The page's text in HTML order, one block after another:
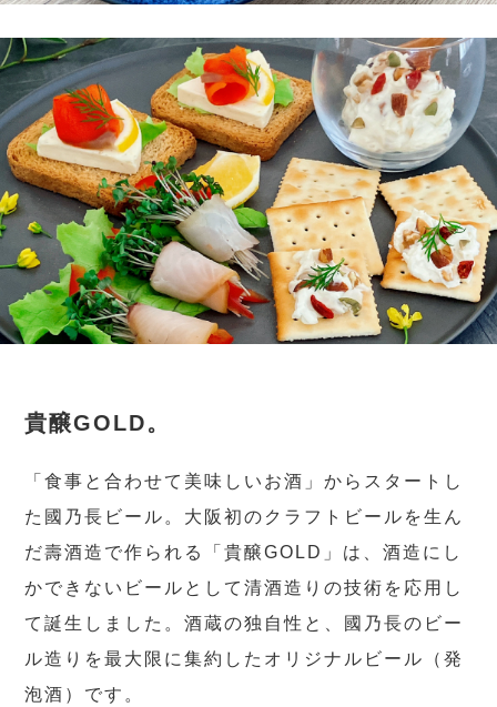
貴醸GOLD。
「食事と合わせて美味しいお酒」からスタートし
た國乃長ビール。大阪初のクラフトビールを生ん
だ壽酒造で作られる「貴醸GOLD」は、酒造にし
かできないビールとして清酒造りの技術を応用し
て誕生しました。酒蔵の独自性と、國乃長のビー
ル造りを最大限に集約したオリジナルビール（発
泡酒）です。